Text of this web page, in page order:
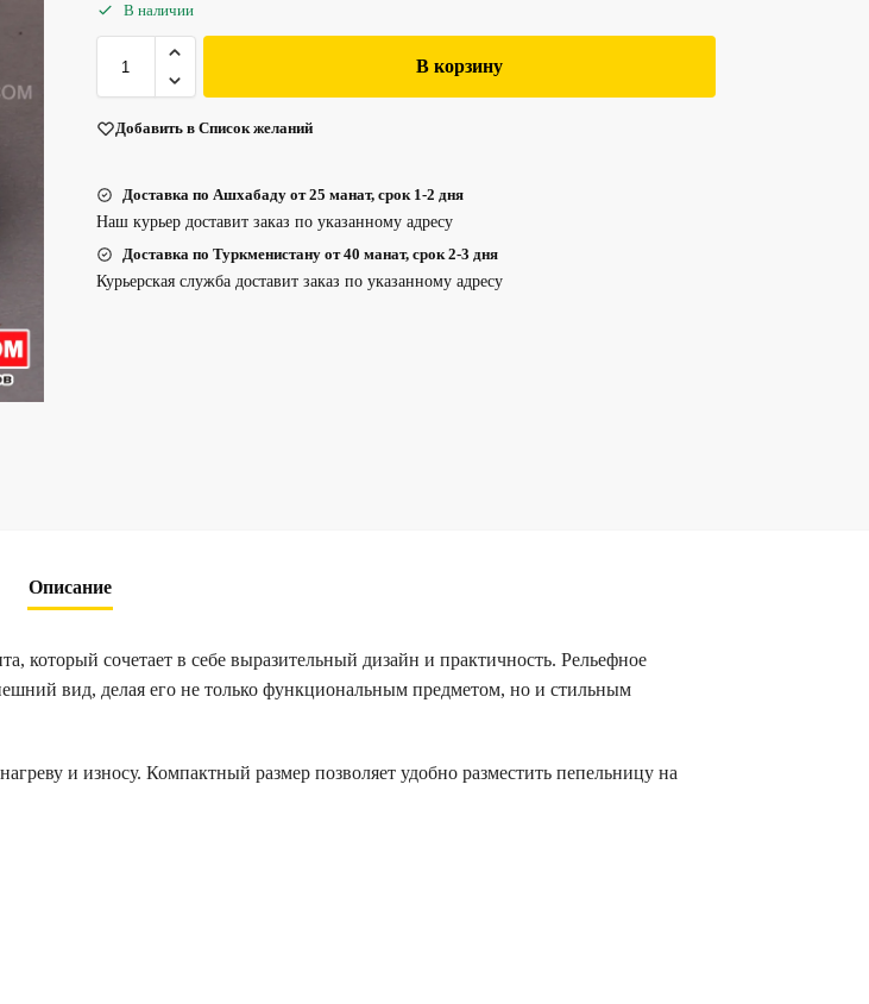
В наличии
В корзину
Добавить в Список желаний
Доставка по Ашхабаду от 25 манат, срок 1-2 дня
Наш курьер доставит заказ по указанному адресу
Доставка по Туркменистану от 40 манат, срок 2-3 дня
Курьерская служба доставит заказ по указанному адресу
Описание
который сочетает в себе выразительный дизайн и практичность. Рельефное
вид, делая его не только функциональным предметом, но и стильным
и износу. Компактный размер позволяет удобно разместить пепельницу на